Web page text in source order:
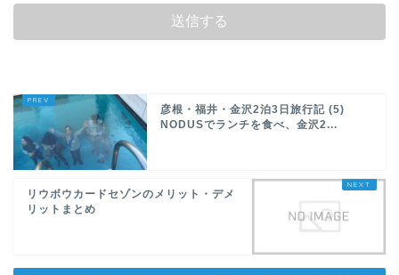
彦根・福井・金沢2泊3日旅行記 (5)
NODUSでランチを食べ、金沢2...
リウボウカードセゾンのメリット・デメ
リットまとめ